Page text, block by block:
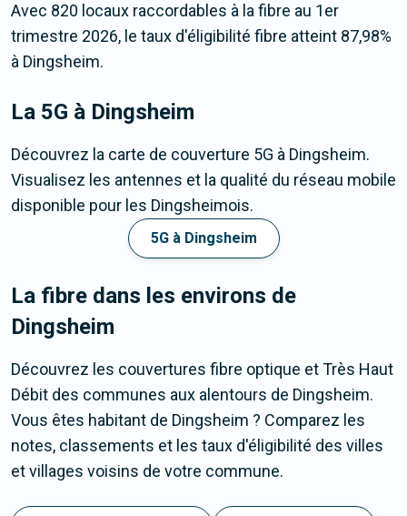
Avec 820 locaux raccordables à la fibre au 1er
trimestre 2026, le taux d'éligibilité fibre atteint 87,98%
à Dingsheim.
La 5G à Dingsheim
Découvrez la carte de couverture 5G à Dingsheim.
Visualisez les antennes et la qualité du réseau mobile
disponible pour les Dingsheimois.
5G à Dingsheim
La fibre dans les environs de
Dingsheim
Découvrez les couvertures fibre optique et Très Haut
Débit des communes aux alentours de Dingsheim.
Vous êtes habitant de Dingsheim ? Comparez les
notes, classements et les taux d'éligibilité des villes
et villages voisins de votre commune.